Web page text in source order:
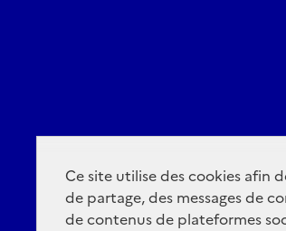
Ce site utilise des cookies afin
de partage, des messages de
de contenus de plateformes